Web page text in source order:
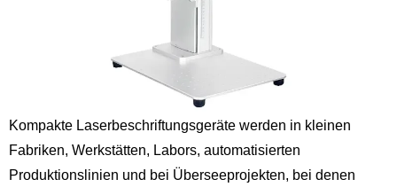
Kompakte Laserbeschriftungsgeräte werden in kleinen
Fabriken, Werkstätten, Labors, automatisierten
Produktionslinien und bei Überseeprojekten, bei denen